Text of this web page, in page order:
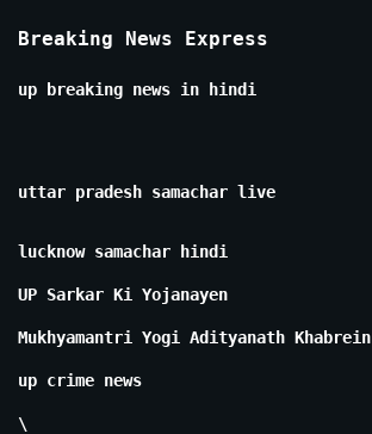
Breaking News Express
up breaking news in hindi
uttar pradesh samachar live
lucknow samachar hindi
UP Sarkar Ki Yojanayen
Mukhyamantri Yogi Adityanath Khabrein
up crime news
\